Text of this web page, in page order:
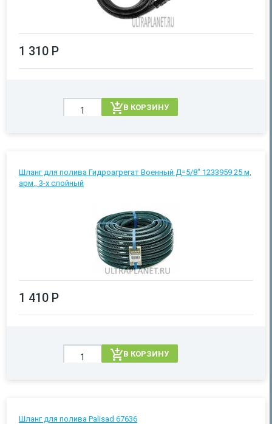
1 310 Р
В КОРЗИНУ
Шланг для полива Гидроагрегат Военный Д=5/8" 1233959 25 м,
арм., 3-х слойный
1 410 Р
В КОРЗИНУ
Шланг для полива Palisad 67636